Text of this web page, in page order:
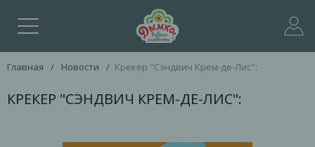
Главная / Новости / Крекер "Сэндвич Крем-де-Лис":
КРЕКЕР "СЭНДВИЧ КРЕМ-ДЕ-ЛИС":